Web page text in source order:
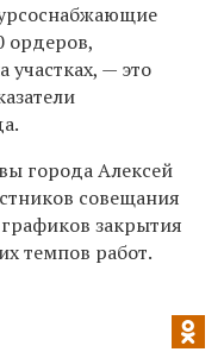
ордеров,
участках, — это
города Алексей
совещания
закрытия
темпов работ.